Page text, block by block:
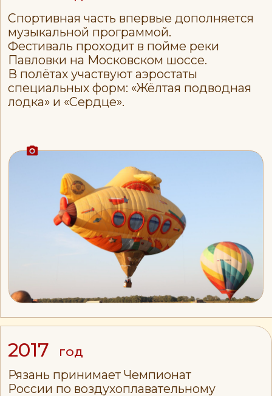
красивая традиция.
Культурная программа фестиваля
расширяется: в празднике
принимают участие музыкальные
коллективы, мастера рукоделия,
владельцы фуд-кортов. Лётная зона
смещается на 50 км от Рязани.
Количество зрителей показало, что
расстояние — это всего лишь цифра.